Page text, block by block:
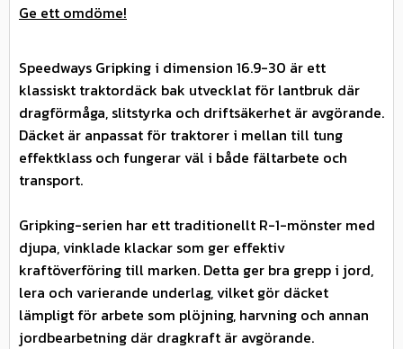
Ge ett omdöme!
Speedways Gripking i dimension 16.9-30 är ett
klassiskt traktordäck bak utvecklat för lantbruk där
dragförmåga, slitstyrka och driftsäkerhet är avgörande.
Däcket är anpassat för traktorer i mellan till tung
effektklass och fungerar väl i både fältarbete och
transport.
Gripking-serien har ett traditionellt R-1-mönster med
djupa, vinklade klackar som ger effektiv
kraftöverföring till marken. Detta ger bra grepp i jord,
lera och varierande underlag, vilket gör däcket
lämpligt för arbete som plöjning, harvning och annan
jordbearbetning där dragkraft är avgörande.